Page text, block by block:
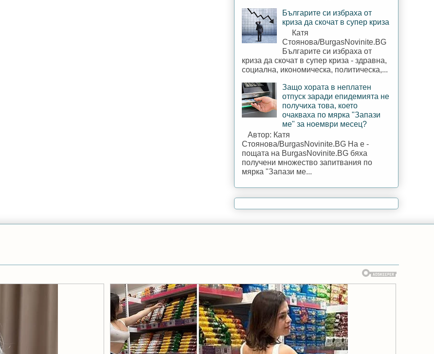
Българите си избраха от
криза да скочат в супер криза
Катя
Стоянова/BurgasNovinite.BG
Българите си избраха от
криза да скочат в супер криза - здравна,
социална, икономическа, политическа,...
Защо хората в неплатен
отпуск заради епидемията не
получиха това, което
очакваха по мярка "Запази
ме" за ноември месец?
Автор: Катя
Стоянова/BurgasNovinite.BG На е -
пощата на BurgasNovinite.BG бяха
получени множество запитвания по
мярка "Запази ме...